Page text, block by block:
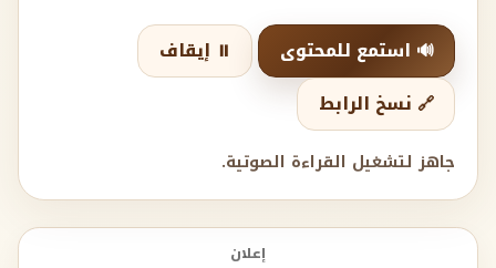
🔊 استمع للمحتوى
⏸️ إيقاف
🔗 نسخ الرابط
جاهز لتشغيل القراءة الصوتية.
إعلان